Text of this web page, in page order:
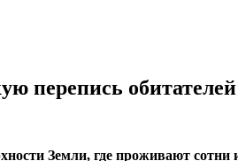
перепись
Земли, где проживают